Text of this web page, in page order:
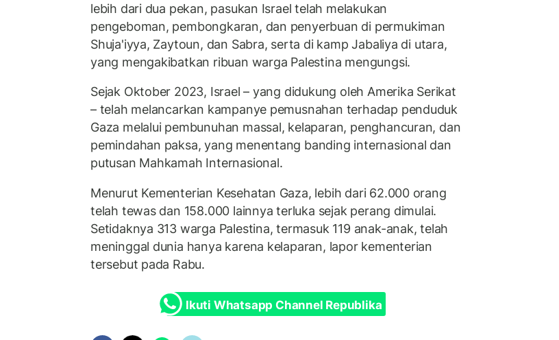
lebih dari dua pekan, pasukan Israel telah melakukan
pengeboman, pembongkaran, dan penyerbuan di permukiman
Shuja'iyya, Zaytoun, dan Sabra, serta di kamp Jabaliya di utara,
yang mengakibatkan ribuan warga Palestina mengungsi.
Sejak Oktober 2023, Israel – yang didukung oleh Amerika Serikat
– telah melancarkan kampanye pemusnahan terhadap penduduk
Gaza melalui pembunuhan massal, kelaparan, penghancuran, dan
pemindahan paksa, yang menentang banding internasional dan
putusan Mahkamah Internasional.
Menurut Kementerian Kesehatan Gaza, lebih dari 62.000 orang
telah tewas dan 158.000 lainnya terluka sejak perang dimulai.
Setidaknya 313 warga Palestina, termasuk 119 anak-anak, telah
meninggal dunia hanya karena kelaparan, lapor kementerian
tersebut pada Rabu.
Ikuti Whatsapp Channel Republika